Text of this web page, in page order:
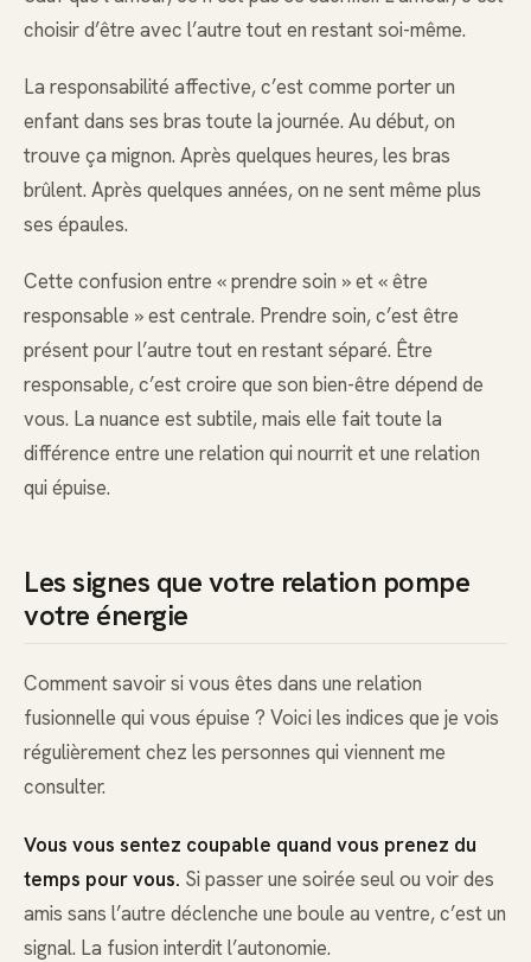
choisir d’être avec l’autre tout en restant soi-même.
La responsabilité affective, c’est comme porter un
enfant dans ses bras toute la journée. Au début, on
trouve ça mignon. Après quelques heures, les bras
brûlent. Après quelques années, on ne sent même plus
ses épaules.
Cette confusion entre « prendre soin » et « être
responsable » est centrale. Prendre soin, c’est être
présent pour l’autre tout en restant séparé. Être
responsable, c’est croire que son bien-être dépend de
vous. La nuance est subtile, mais elle fait toute la
différence entre une relation qui nourrit et une relation
qui épuise.
Les signes que votre relation pompe
votre énergie
Comment savoir si vous êtes dans une relation
fusionnelle qui vous épuise ? Voici les indices que je vois
régulièrement chez les personnes qui viennent me
consulter.
Vous vous sentez coupable quand vous prenez du
temps pour vous. Si passer une soirée seul ou voir des
amis sans l’autre déclenche une boule au ventre, c’est un
signal. La fusion interdit l’autonomie.